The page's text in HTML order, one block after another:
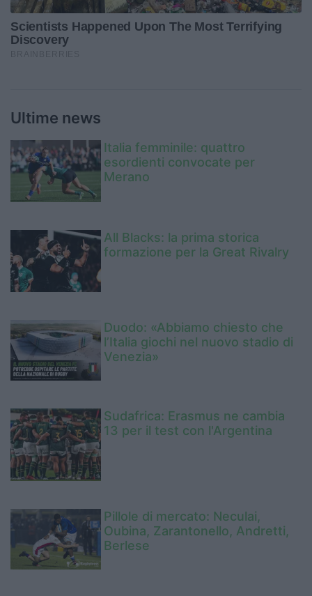
Ultime news
Italia femminile: quattro
esordienti convocate per
Merano
All Blacks: la prima storica
formazione per la Great Rivalry
Duodo: «Abbiamo chiesto che
l’Italia giochi nel nuovo stadio di
Venezia»
Sudafrica: Erasmus ne cambia
13 per il test con l'Argentina
Pillole di mercato: Neculai,
Oubina, Zarantonello, Andretti,
Berlese